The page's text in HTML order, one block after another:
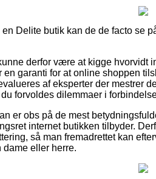
Delite butik kan de de facto se
derfor være at kigge hvorvidt
en garanti for at online shoppen
af eksperter der mestrer
forvoldes dilemmaer i
er obs på de mest
internet butikken tilbyder.
så man fremadrettet kan
dame eller herre.